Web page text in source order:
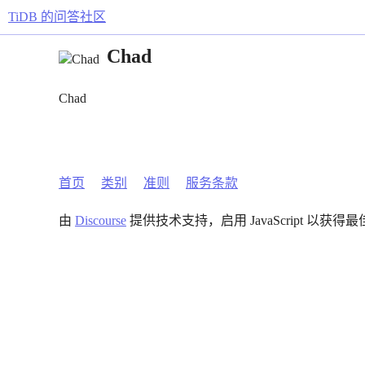
TiDB 的问答社区
Chad
Chad
首页 类别 准则 服务条款
由 Discourse 提供技术支持，启用 JavaScript 以获得最